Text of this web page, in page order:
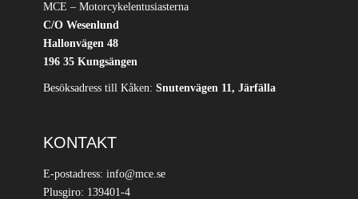
MCE – Motorcykelentusiasterna
C/O Wesenlund
Hallonvägen 48
196 35 Kungsängen
Besöksadress till Kåken: Snutenvägen 11, Järfälla
KONTAKT
E-postadress: info@mce.se
Plusgiro: 139401-4